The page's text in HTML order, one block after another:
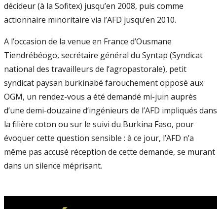
décideur (à la Sofitex) jusqu’en 2008, puis comme
actionnaire minoritaire via l’AFD jusqu’en 2010.
A l’occasion de la venue en France d’Ousmane
Tiendrébéogo, secrétaire général du Syntap (Syndicat
national des travailleurs de l’agropastorale), petit
syndicat paysan burkinabé farouchement opposé aux
OGM, un rendez-vous a été demandé mi-juin auprès
d’une demi-douzaine d’ingénieurs de l’AFD impliqués dans
la filière coton ou sur le suivi du Burkina Faso, pour
évoquer cette question sensible : à ce jour, l’AFD n’a
même pas accusé réception de cette demande, se murant
dans un silence méprisant.